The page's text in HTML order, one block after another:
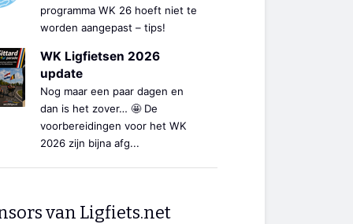
programma WK 26 hoeft niet te
worden aangepast – tips!
WK Ligfietsen 2026
update
Nog maar een paar dagen en
dan is het zover… 🤩 De
voorbereidingen voor het WK
2026 zijn bijna afg...
van Ligfiets.net